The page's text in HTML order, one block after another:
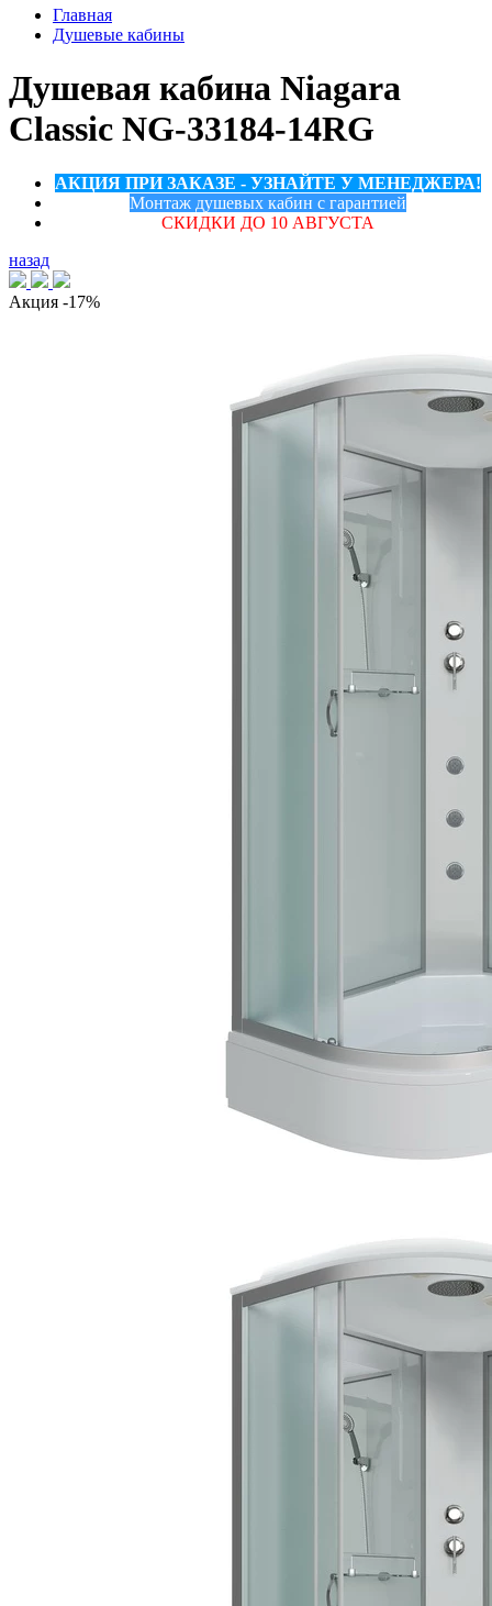
Главная
Душевые кабины
Душевая кабина Niagara
Classic NG-33184-14RG
АКЦИЯ ПРИ ЗАКАЗЕ - УЗНАЙТЕ У МЕНЕДЖЕРА!
Монтаж душевых кабин с гарантией
СКИДКИ ДО 10 АВГУСТА
назад
Акция -17%